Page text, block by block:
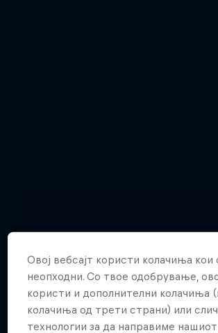
Relive the punishing Hell’s
10 Слики
Овој вебсајт користи колачиња кои
неопходни. Со твое одобрување,
користи и дополнителни колачиња
колачиња од трети страни) или
технологии за да направиме нашиот